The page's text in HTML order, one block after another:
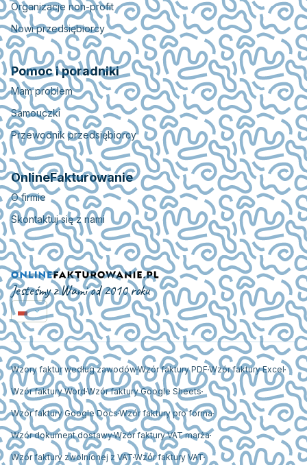
Organizacje non-profit
Nowi przedsiębiorcy
Pomoc i poradniki
Mam problem
Samouczki
Przewodnik przedsiębiorcy
OnlineFakturowanie
O firmie
Skontaktuj się z nami
Jesteśmy z Wami od 2010 roku
Wzory faktur według zawodówWzór faktury PDF Wzór faktury Excel
Wzór faktury Word Wzór faktury Google Sheets
Wzór faktury Google DocsWzór faktury pro forma
Wzór dokument dostawyWzór faktury VAT marża
Wzór faktury zwolnionej z VAT Wzór faktury VAT